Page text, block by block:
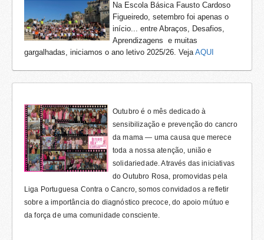
Na Escola Básica Fausto Cardoso
Figueiredo, setembro foi apenas o
início... entre Abraços, Desafios,
Aprendizagens e muitas
gargalhadas, iniciamos o ano letivo 2025/26. VejaAQUI
Outubro é o mês dedicado à
sensibilização e prevenção do cancro
da mama — uma causa que merece
toda a nossa atenção, união e
solidariedade. Através das iniciativas
do Outubro Rosa, promovidas pela
Liga Portuguesa Contra o Cancro, somos convidados a refletir
sobre a importância do diagnóstico precoce, do apoio mútuo e
da força de uma comunidade consciente.